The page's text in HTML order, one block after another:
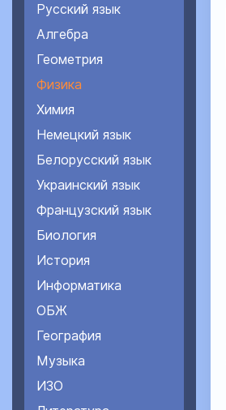
Русский язык
Алгебра
Геометрия
Физика
Химия
Немецкий язык
Белорусский язык
Украинский язык
Французский язык
Биология
История
Информатика
ОБЖ
География
Музыка
ИЗО